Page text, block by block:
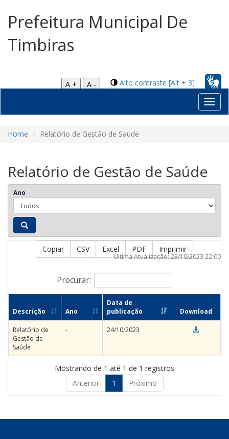
Prefeitura Municipal De
Timbiras
Alto contraste [Alt + 3]
A +
A -
Home Relatório de Gestão de Saúde
Relatório de Gestão de Saúde
Ano
Copiar CSV Excel PDF Imprimir
Procurar:
Última Atualização: 23/10/2023 22:00
Descrição Ano
Data de
publicação
Download
Relatório de
Gestão de
Saúde
- 24/10/2023
Mostrando de 1 até 1 de 1 registros
Anterior
1 Próximo